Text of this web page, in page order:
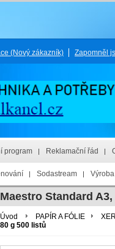
(Nový zákazník) Zapomněl
program Reklamační řád
Sodastream
Maestro Standard
Úvod PAPÍR A FÓLIE
80 g 500 listů